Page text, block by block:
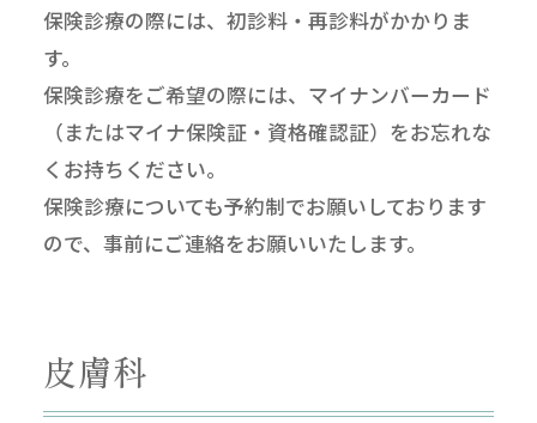
保険診療の際には、初診料・再診料がかかりま
す。
保険診療をご希望の際には、マイナンバーカード
（またはマイナ保険証・資格確認証）をお忘れな
くお持ちください。
保険診療についても予約制でお願いしております
ので、事前にご連絡をお願いいたします。
皮膚科